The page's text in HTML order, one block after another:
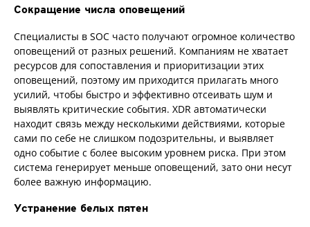
Сокращение числа оповещений
Специалисты в SOC часто получают огромное количество
оповещений от разных решений. Компаниям не хватает
ресурсов для сопоставления и приоритизации этих
оповещений, поэтому им приходится прилагать много
усилий, чтобы быстро и эффективно отсеивать шум и
выявлять критические события. XDR автоматически
находит связь между несколькими действиями, которые
сами по себе не слишком подозрительны, и выявляет
одно событие с более высоким уровнем риска. При этом
система генерирует меньше оповещений, зато они несут
более важную информацию.
Устранение белых пятен